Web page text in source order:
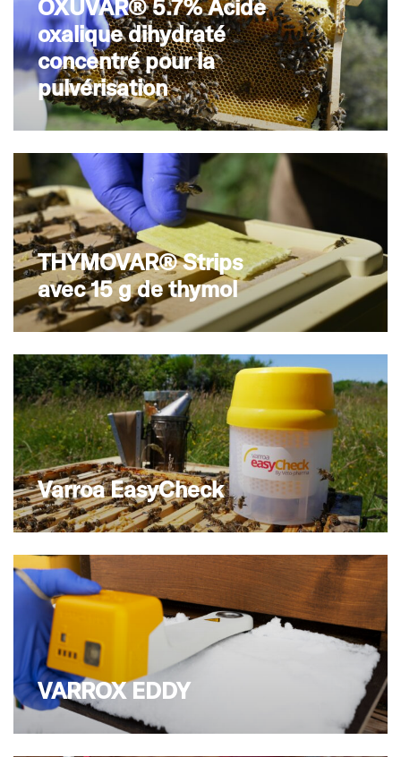
OXUVAR® 5.7% Acide
oxalique dihydraté
concentré pour la
pulvérisation
THYMOVAR® Strips
avec 15 g de thymol
Varroa EasyCheck
VARROX EDDY